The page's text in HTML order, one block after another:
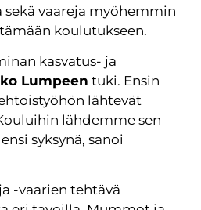
vaareja myöhemmin
koulutukseen.
kasvatus- ja
Lumpeen tuki. Ensin
lähtevät
lähdemme sen
syksynä, sanoi
-vaarien tehtävä